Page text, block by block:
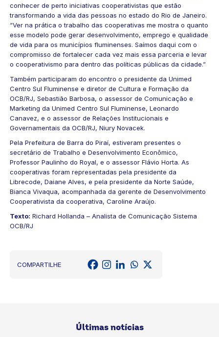
conhecer de perto iniciativas cooperativistas que estão
transformando a vida das pessoas no estado do Rio de Janeiro.
“Ver na prática o trabalho das cooperativas me mostra o quanto
esse modelo pode gerar desenvolvimento, emprego e qualidade
de vida para os municípios fluminenses. Saímos daqui com o
compromisso de fortalecer cada vez mais essa parceria e levar
o cooperativismo para dentro das políticas públicas da cidade.”
Também participaram do encontro o presidente da Unimed
Centro Sul Fluminense e diretor de Cultura e Formação da
OCB/RJ, Sebastião Barbosa, o assessor de Comunicação e
Marketing da Unimed Centro Sul Fluminense, Leonardo
Canavez, e o assessor de Relações Institucionais e
Governamentais da OCB/RJ, Niury Novacek.
Pela Prefeitura de Barra do Piraí, estiveram presentes o
secretário de Trabalho e Desenvolvimento Econômico,
Professor Paulinho do Royal, e o assessor Flávio Horta. As
cooperativas foram representadas pela presidente da
Librecode, Daiane Alves, e pela presidente da Norte Saúde,
Bianca Vivaqua, acompanhada da gerente de Desenvolvimento
Cooperativista da cooperativa, Caroline Araújo.
Texto: Richard Hollanda – Analista de Comunicação Sistema
OCB/RJ
COMPARTILHE
Últimas notícias